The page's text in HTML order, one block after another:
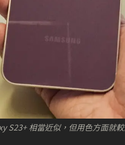
S23+ 相當近似，但用色方面就